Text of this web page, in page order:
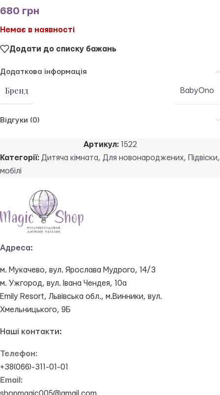
680 грн
Немає в наявності
Додати до списку бажань
Додаткова інформація
Бренд BabyOno
Відгуки (0)
Артикул: 1522
Категорії: Дитяча кімната, Для новонароджених, Підвіски,
мобілі
Адреса:
м. Мукачево, вул. Ярослава Мудрого, 14/3
м. Ужгород, вул. Івана Чендея, 10а
Emily Resort, Львівська обл., м.Винники, вул.
Хмельницького, 9Б
Наші контакти:
Телефон:
+38(066)-311-01-01
Email: